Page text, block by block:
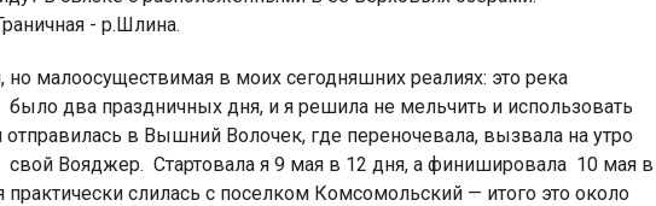
океан
- р.Шлина.
малоосуществимая в моих сегодняшних реалиях: это река
два праздничных дня, и я решила не мельчить и использовать
в Вышний Волочек, где переночевала, вызвала на утро
Вояджер. Стартовала я 9 мая в 12 дня, а финишировала 10 мая в
слилась с поселком Комсомольский — итого это около